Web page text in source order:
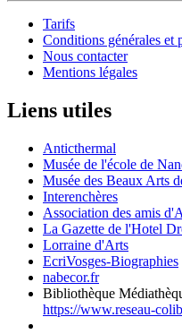
Tarifs
Conditions générales et
Nous contacter
Mentions légales
Liens utiles
Anticthermal
Musée de l'école de
Musée des Beaux Arts
Interenchères
Association des amis
La Gazette de l'Hotel
Lorraine d'Arts
EcriVosges-Biographies
nabecor.fr
Bibliothèque
https://www.reseau-